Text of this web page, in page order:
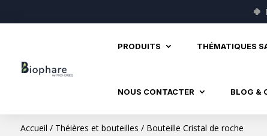
🍀
PRODUITS THÉMATIQUES
NOUS CONTACTER BLOG &
Accueil / Théières et bouteilles / Bouteille Cristal de roche